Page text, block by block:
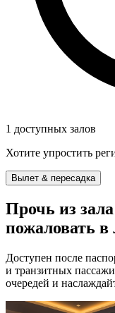
1 доступных залов
Хотите упростить
Вылет & пересадка
Прочь из
пожаловать в
Доступен после
и транзитных
очередей и